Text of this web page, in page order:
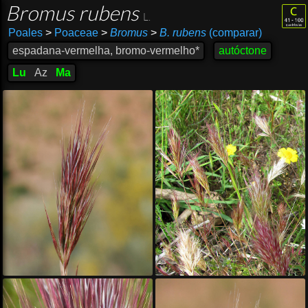
Bromus rubens
Poales >Poaceae > Bromus > B. rubens(comparar)
espadana-vermelha, bromo-vermelho*
autóctone
Lu
Az Ma